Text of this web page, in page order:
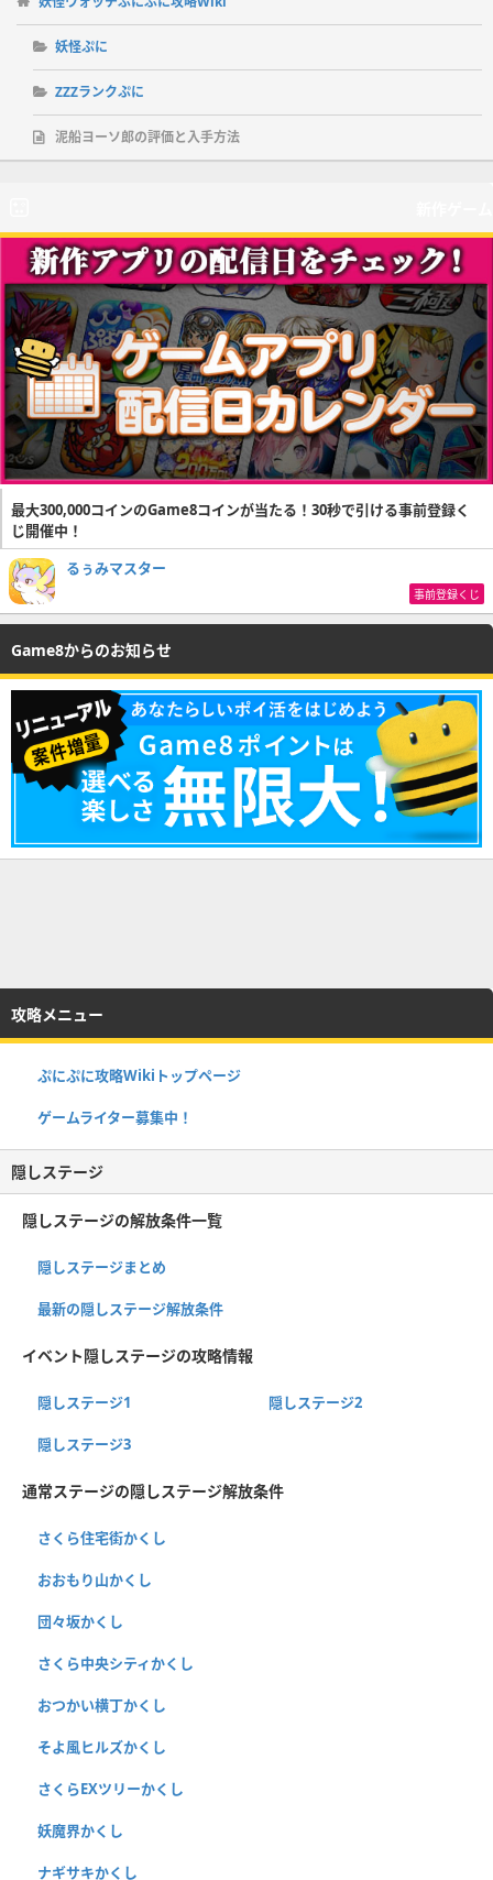
妖怪ぷに
ZZZランクぷに
泥船ヨーソ郎の評価と入手方法
最大300,000コインのGame8コインが当たる！30秒で引ける事前登録く
じ開催中！
るぅみマスター
事前登録くじ
Game8からのお知らせ
攻略メニュー
ぷにぷに攻略Wikiトップページ
ゲームライター募集中！
隠しステージ
隠しステージの解放条件一覧
隠しステージまとめ
最新の隠しステージ解放条件
イベント隠しステージの攻略情報
隠しステージ1 隠しステージ2
隠しステージ3
通常ステージの隠しステージ解放条件
さくら住宅街かくし
おおもり山かくし
団々坂かくし
さくら中央シティかくし
おつかい横丁かくし
そよ風ヒルズかくし
さくらEXツリーかくし
妖魔界かくし
ナギサキかくし